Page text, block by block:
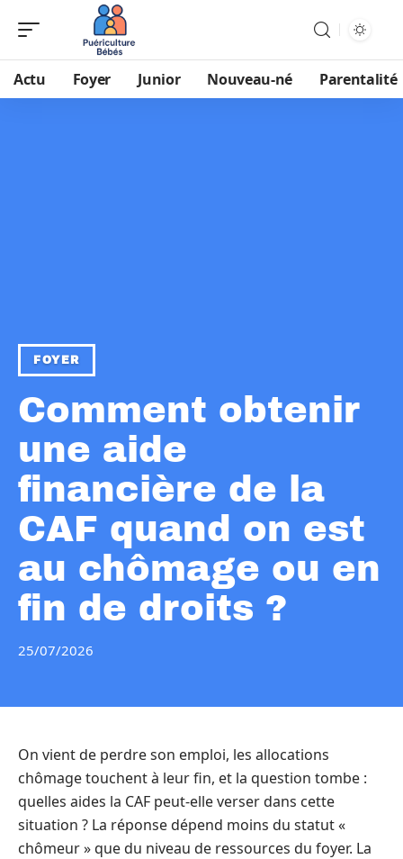
Actu Foyer Junior Nouveau-né Parentalité
FOYER
Comment obtenir
une aide
financière de la
CAF quand on est
au chômage ou en
fin de droits ?
25/07/2026
On vient de perdre son emploi, les allocations
chômage touchent à leur fin, et la question tombe :
quelles aides la CAF peut-elle verser dans cette
situation ? La réponse dépend moins du statut «
chômeur » que du niveau de ressources du foyer. La